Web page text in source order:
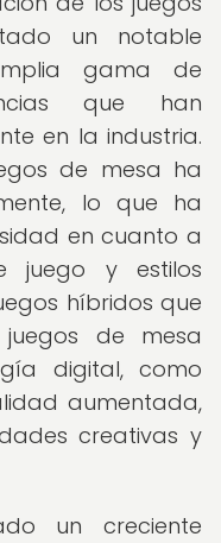
un notable
gama de
que han
en la industria.
de mesa ha
lo que ha
en cuanto a
juego y estilos
híbridos que
de mesa
digital, como
aumentada,
creativas y
un creciente